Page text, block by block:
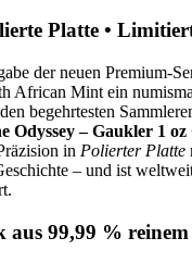
Platte •
der neuen Premium-
African Mint ein
begehrtesten
Odyssey – Gaukler 1
in Polierter Platte
– und ist
aus 99,99 %